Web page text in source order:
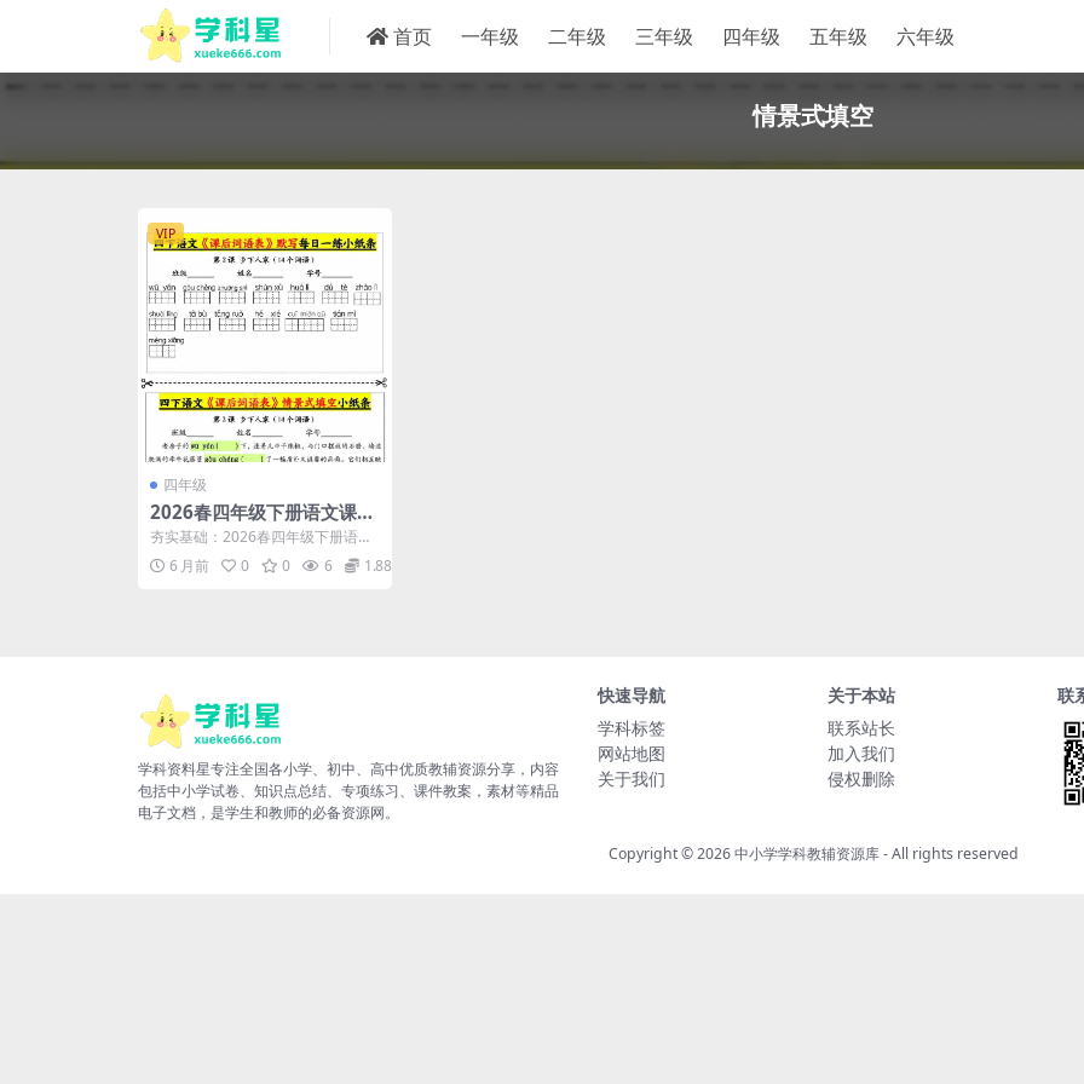
首页 一年级 二年级 三年级 四年级 五年级 六年级
情景式填空
VIP
四年级
2026春四年级下册语文课后
词语表默写及情景式填空1提
分专项电子版资料
夯实基础：2026春四年级下册语文
课后词语表默写及情景式填空1深度
解析 大家好，...
6 月前 0 0 6 1.88
学科资料星专注全国各小学、初中、高中优质教辅资源分享，内容
包括中小学试卷、知识点总结、专项练习、课件教案，素材等精品
电子文档，是学生和教师的必备资源网。
快速导航
学科标签
网站地图
关于我们
关于本站
联系站长
加入我们
侵权删除
联
Copyright © 2026中小学学科教辅资源库- All rights reserved